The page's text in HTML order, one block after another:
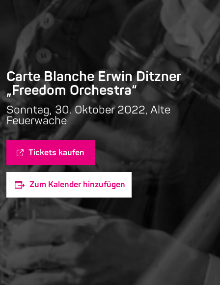
Carte Blanche Erwin Ditzner
„Freedom Orchestra“
Sonntag, 30. Oktober 2022, Alte
Feuerwache
Tickets kaufen
Zum Kalender hinzufügen